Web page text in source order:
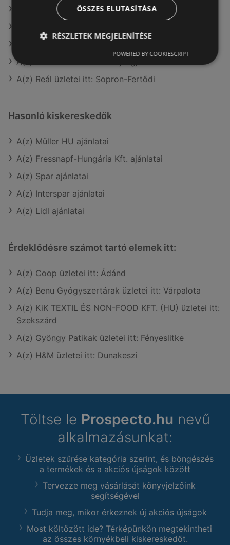
A(z) AlphaZoo aktuális akciós újságjai
A(z) CBA aktuális akciós újságjai
A(z) Reál üzletei itt: Sopron-Fertődi
Hasonló kiskereskedők
A(z) Müller HU ajánlatai
A(z) Fressnapf-Hungária Kft. ajánlatai
A(z) Spar ajánlatai
A(z) Interspar ajánlatai
A(z) Lidl ajánlatai
Érdeklődésre számot tartó elemek itt:
A(z) Coop üzletei itt: Ádánd
A(z) Benu Gyógyszertárak üzletei itt: Várpalota
A(z) KiK TEXTIL ÉS NON-FOOD KFT. (HU) üzletei itt:
Szekszárd
A(z) Gyöngy Patikak üzletei itt: Fényeslitke
A(z) H&M üzletei itt: Dunakeszi
Töltse le Prospecto.hu nevű
alkalmazásunkat:
Üzletek szűrése kategória szerint, és böngészés
a termékek és a akciós újságok között
Tervezze meg vásárlását könyvjelzőink
segítségével
Tudja meg, mikor érkeznek új akciós újságok
Most költözött ide? Térképünkön megtekintheti
az összes környékbeli kiskereskedőt.
ÖSSZES ELUTASÍTÁSA
RÉSZLETEK MEGJELENÍTÉSE
POWERED BY COOKIESCRIPT